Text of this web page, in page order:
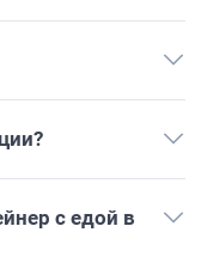
с едой в